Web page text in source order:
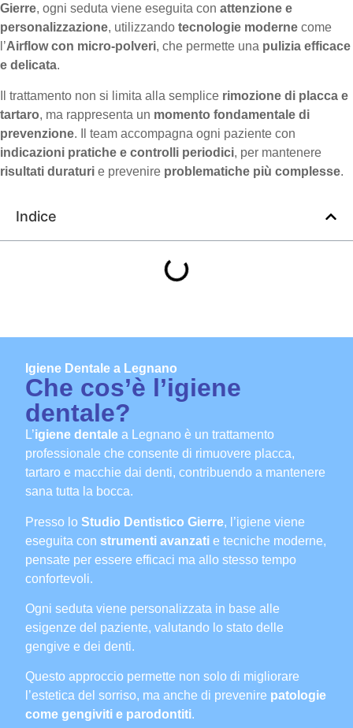
Gierre, ogni seduta viene eseguita con attenzione e
personalizzazione, utilizzando tecnologie moderne come
l’Airflow con micro-polveri, che permette una pulizia efficace
e delicata.
Il trattamento non si limita alla semplice rimozione di placca e
tartaro, ma rappresenta un momento fondamentale di
prevenzione. Il team accompagna ogni paziente con
indicazioni pratiche e controlli periodici, per mantenere
risultati duraturi e prevenire problematiche più complesse.
Indice
Igiene Dentale a Legnano
Che cos’è l’igiene
dentale?
L’igiene dentale a Legnano è un trattamento
professionale che consente di rimuovere placca,
tartaro e macchie dai denti, contribuendo a mantenere
sana tutta la bocca.
Presso lo Studio Dentistico Gierre, l’igiene viene
eseguita con strumenti avanzati e tecniche moderne,
pensate per essere efficaci ma allo stesso tempo
confortevoli.
Ogni seduta viene personalizzata in base alle
esigenze del paziente, valutando lo stato delle
gengive e dei denti.
Questo approccio permette non solo di migliorare
l’estetica del sorriso, ma anche di prevenire patologie
come gengiviti e parodontiti.